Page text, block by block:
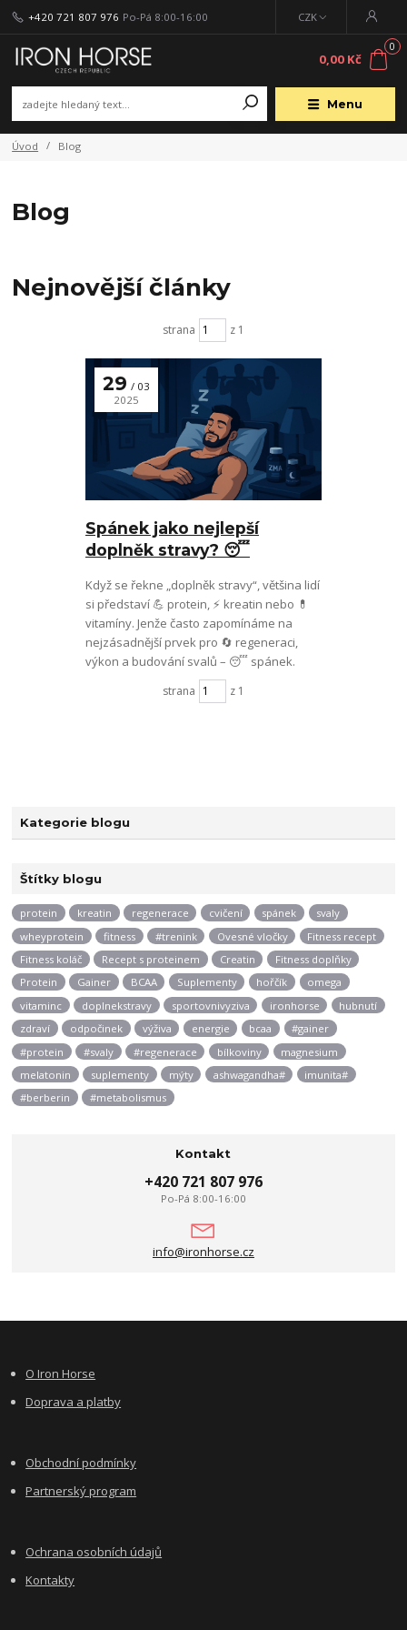
Menu
CZK
+420 721 807 976 Po-Pá 8:00-16:00
0
0,00 Kč
Úvod Blog
Kategorie blogu
Štítky blogu
protein kreatin regenerace cvičení spánek
svaly
wheyprotein
fitness #trenink Ovesné vločky
Fitness recept
Fitness koláč
Recept s proteinem Creatin
Fitness doplňky
Protein
Gainer BCAA Suplementy hořčík
omega
vitaminc
doplnekstravy sportovnivyziva ironhorse
hubnutí
zdraví
odpočinek výživa energie bcaa
#gainer
#protein
#svaly #regenerace bílkoviny
magnesium
melatonin
suplementy mýty ashwagandha#
imunita#
#berberin
#metabolismus
Kontakt
+420 721 807 976
Po-Pá 8:00-16:00
info@ironhorse.cz
Blog
Nejnovější články
strana z 1
Spánek jako nejlepší
doplněk stravy? 😴
29
03
2025
Když se řekne „doplněk stravy“, většina lidí
si představí 💪 protein, ⚡ kreatin nebo 💊
vitamíny. Jenže často zapomínáme na
nejzásadnější prvek pro 🔄 regeneraci,
výkon a budování svalů – 😴 spánek.
strana z 1
O Iron Horse
Doprava a platby
Obchodní podmínky
Partnerský program
Ochrana osobních údajů
Kontakty